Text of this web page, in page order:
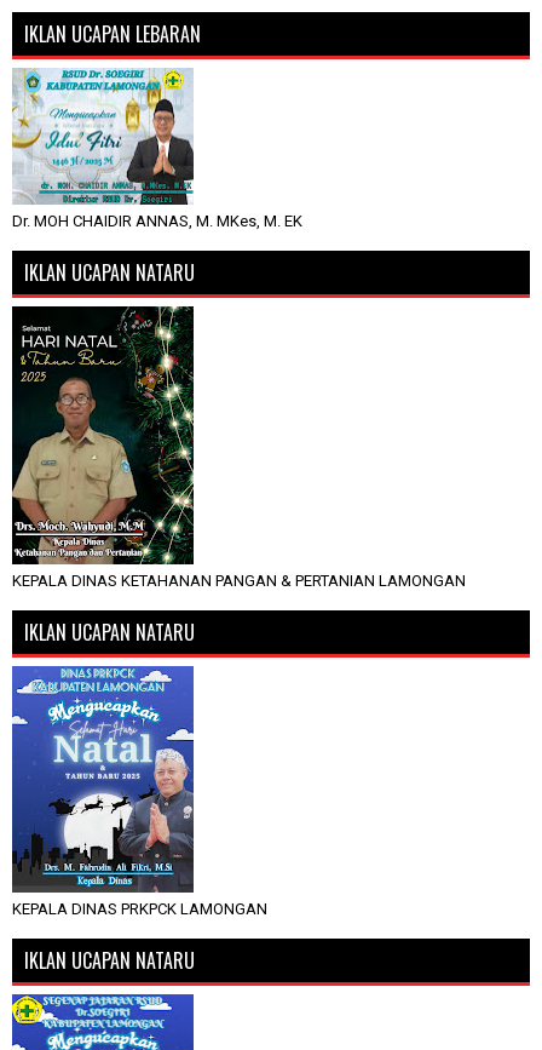
IKLAN UCAPAN LEBARAN
Dr. MOH CHAIDIR ANNAS, M. MKes, M. EK
IKLAN UCAPAN NATARU
KEPALA DINAS KETAHANAN PANGAN & PERTANIAN LAMONGAN
IKLAN UCAPAN NATARU
KEPALA DINAS PRKPCK LAMONGAN
IKLAN UCAPAN NATARU